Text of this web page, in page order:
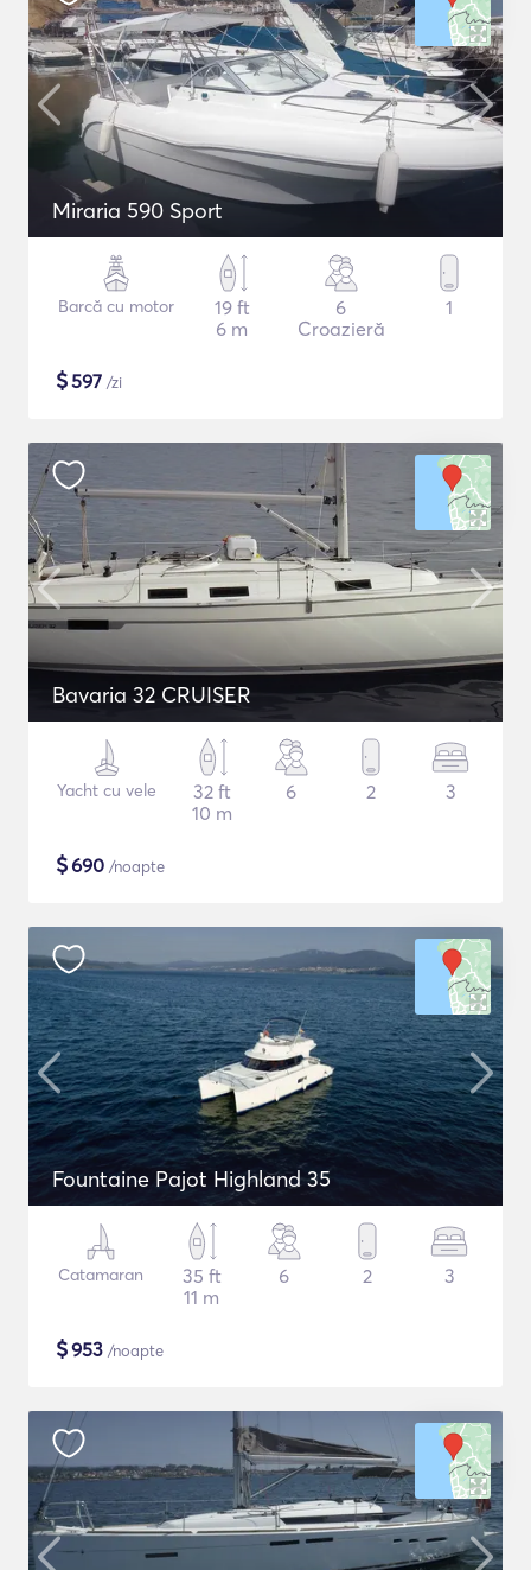
Miraria 590 Sport
Barcă cu motor
19 ft
6 m
6
Croazieră
1
$597 /zi
Bavaria 32 CRUISER
Yacht cu vele
32 ft
10 m
6 2 3
$690 /noapte
Fountaine Pajot Highland 35
Catamaran
35 ft
11 m
6 2 3
$953 /noapte